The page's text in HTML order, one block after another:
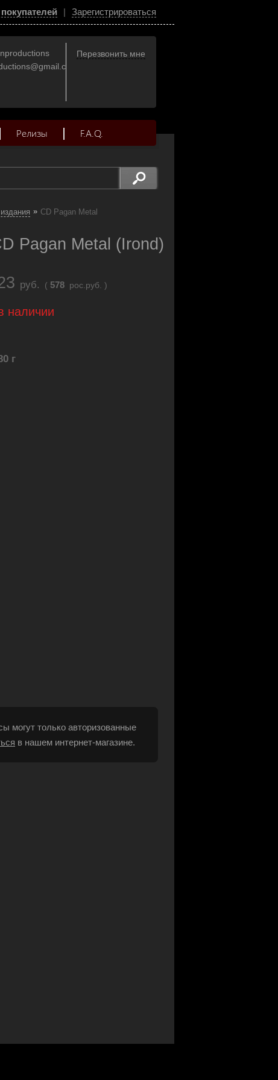
| Зарегистрироваться
Перезвонить мне
Релизы F.A.Q.
» CD Pagan Metal
Pagan Metal (Irond)
руб. ( 578 рос.руб. )
наличии
г
могут только авторизованные
в нашем интернет-магазине.